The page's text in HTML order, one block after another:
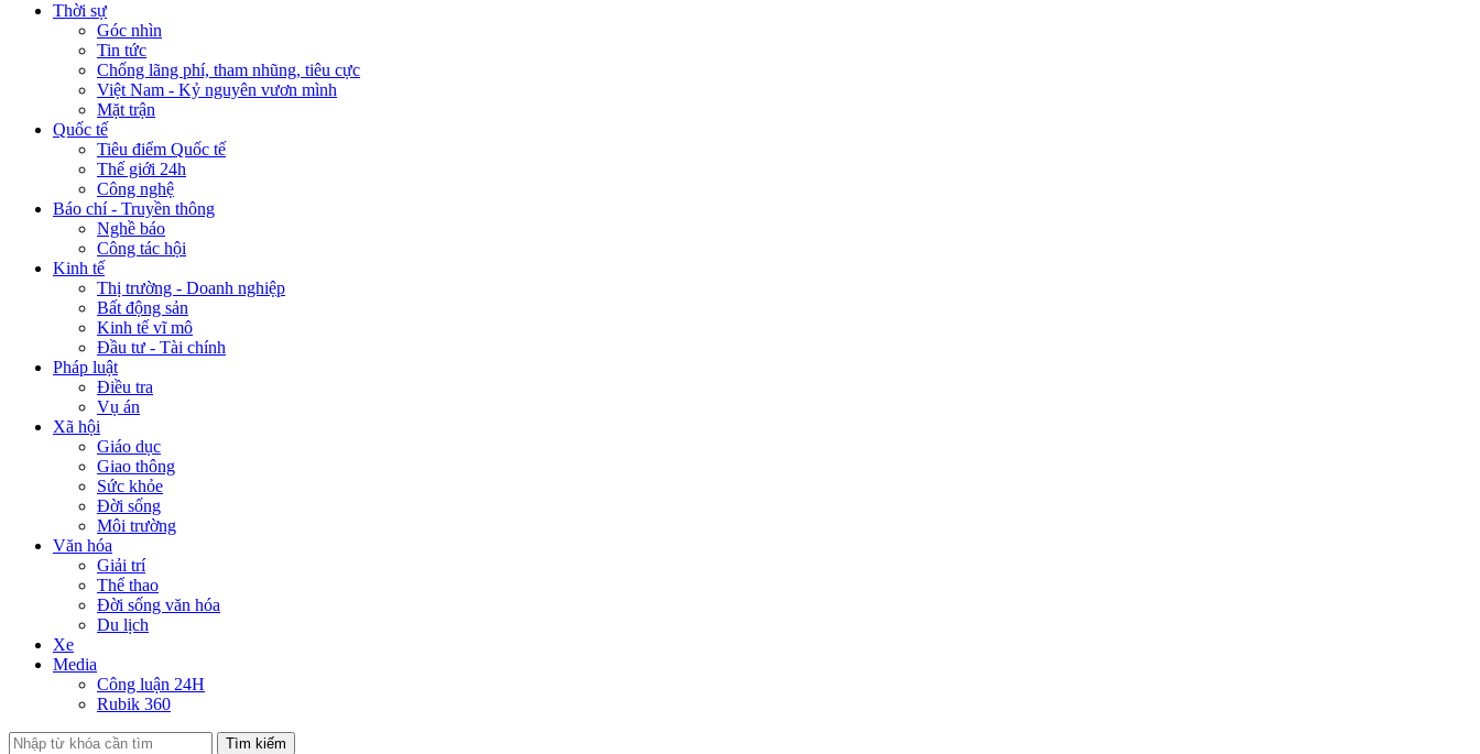
Thời sự
Góc nhìn
Tin tức
Chống lãng phí, tham nhũng, tiêu cực
Việt Nam - Kỷ nguyên vươn mình
Mặt trận
Quốc tế
Tiêu điểm Quốc tế
Thế giới 24h
Công nghệ
Báo chí - Truyền thông
Nghề báo
Công tác hội
Kinh tế
Thị trường - Doanh nghiệp
Bất động sản
Kinh tế vĩ mô
Đầu tư - Tài chính
Pháp luật
Điều tra
Vụ án
Xã hội
Giáo dục
Giao thông
Sức khỏe
Đời sống
Môi trường
Văn hóa
Giải trí
Thể thao
Đời sống văn hóa
Du lịch
Xe
Media
Công luận 24H
Rubik 360
Tìm kiếm